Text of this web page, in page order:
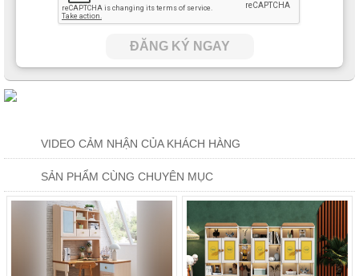
ĐĂNG KÝ NGAY
VIDEO CẢM NHẬN CỦA KHÁCH HÀNG
SẢN PHẨM CÙNG CHUYÊN MỤC